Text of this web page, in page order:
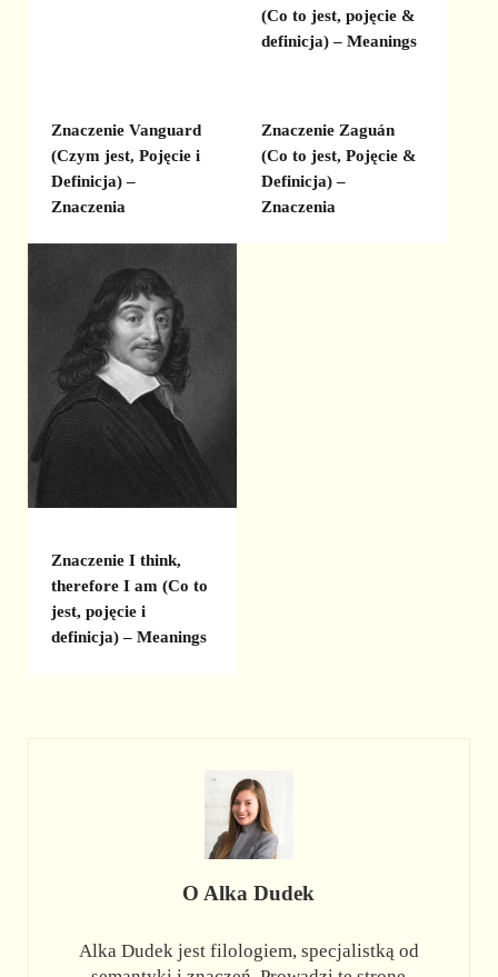
(Co to jest, pojęcie &
definicja) – Meanings
Znaczenie Vanguard
(Czym jest, Pojęcie i
Definicja) –
Znaczenia
Znaczenie Zaguán
(Co to jest, Pojęcie &
Definicja) –
Znaczenia
Znaczenie I think,
therefore I am (Co to
jest, pojęcie i
definicja) – Meanings
O Alka Dudek
Alka Dudek jest filologiem, specjalistką od